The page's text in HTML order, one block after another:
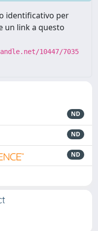
identificativo per
un link a questo
10447/7035
ND
ND
ND